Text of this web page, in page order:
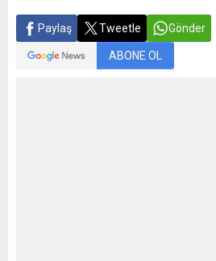
Paylaş Tweetle Gönder
ABONE OL